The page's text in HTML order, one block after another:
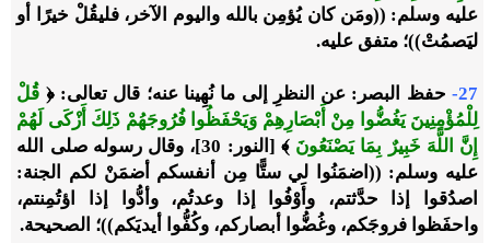
عليه وسلم: ((ومَن كان يُؤمِن بالله واليوم الآخر، فليقُلْ خيرًا أو
ليَصمُتْ))؛ متفق عليه.
27- حفظ البصر: عن النظرِ إلى ما نُهِينا عنه؛ قال تعالى: ﴿ قُلْ
لِلْمُؤْمِنِينَ يَغُضُّوا مِنْ أَبْصَارِهِمْ وَيَحْفَظُوا فُرُوجَهُمْ ذَلِكَ أَزْكَى لَهُمْ
إِنَّ اللَّهَ خَبِيرٌ بِمَا يَصْنَعُونَ
﴾ [النور: 30]، وقال رسوله صلى الله
عليه وسلم: ((اضمَنُوا لي ستًّا مِن أنفسكم أضمَنْ لكم الجنة:
اصدُقوا إذا حدَّثتم، وأَوْفُوا إذا وعدتُم، وأدُّوا إذا اؤتُمِنتم،
واحفَظوا فروجَكم، وغُضُّوا أبصاركم، وكُفُّوا أيديَكم))؛ الصحيحة.